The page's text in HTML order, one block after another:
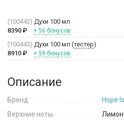
(100442) Духи 100 мл
8390 ₽ + 56 бонусов
(100443) Духи 100 мл (тестер)
8910 ₽ + 59 бонусов
Описание
Бренд
Hope
Верхние ноты
Лимон